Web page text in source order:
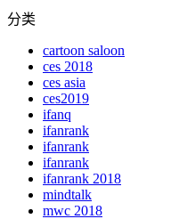
分类
cartoon saloon
ces 2018
ces asia
ces2019
ifanq
ifanrank
ifanrank
ifanrank
ifanrank 2018
mindtalk
mwc 2018